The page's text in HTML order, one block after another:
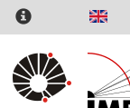
Pular
para
conteúdo
principal